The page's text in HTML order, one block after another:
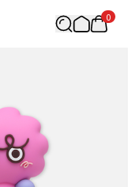
0